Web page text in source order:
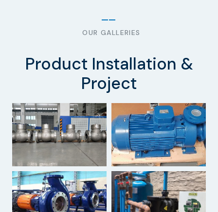
OUR GALLERIES
Product Installation &
Project